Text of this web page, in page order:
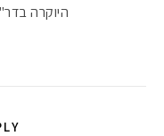
היוקרה בדר"כ